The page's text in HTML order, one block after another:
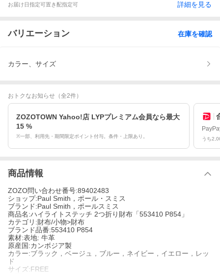
お届け日指定可置き配指定可 詳細を見る
バリエーション 在庫を確認
カラー、サイズ
おトクなお知らせ （全2件）
ZOZOTOWN Yahoo!店 LYPプレミアム会員なら最大
15 %
※一部、利用先・期間限定ポイント付与。条件・上限あり。 うち
商品情報
ZOZO問い合わせ番号:89402483
ショップ:Paul Smith，ポール・スミス
ブランド:Paul Smith，ポールスミス
商品名:ハイライトステッチ 2つ折り財布「553410 P854」
カテゴリ:財布/小物>財布
ブランド品番:553410 P854
素材:表地: 牛革
原産国:カンボジア製
カラー:ブラック，ベージュ，ブルー，ネイビー，イエロー，レッ
ド
サイズ:FREE